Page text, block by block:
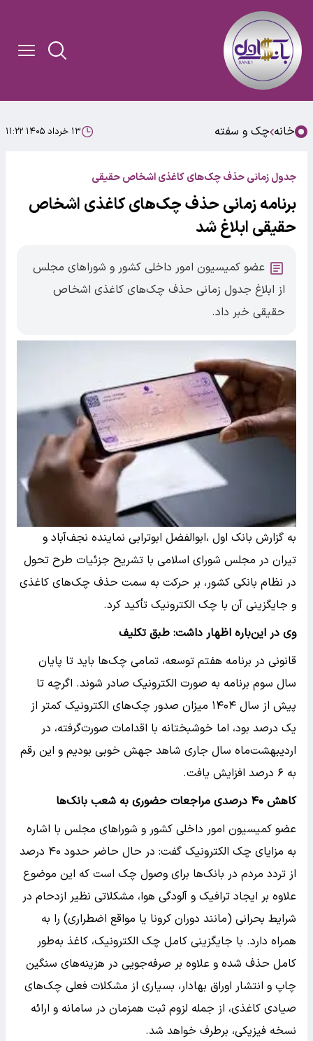
خانه چک و سفته ۱۳ خرداد ۱۴۰۵ ۱۱:۲۲
جدول زمانی حذف چک‌های کاغذی اشخاص حقیقی
برنامه زمانی حذف چک‌های کاغذی اشخاص
حقیقی ابلاغ شد
عضو کمیسیون امور داخلی کشور و شوراهای مجلس
از ابلاغ جدول زمانی حذف چک‌های کاغذی اشخاص
حقیقی خبر داد.
به گزارش بانک اول ،ابوالفضل ابوترابی نماینده نجف‌آباد و
تیران در مجلس شورای اسلامی با تشریح جزئیات طرح تحول
در نظام بانکی کشور، بر حرکت به سمت حذف چک‌های کاغذی
و جایگزینی آن با چک الکترونیک تأکید کرد.
وی در این‌باره اظهار داشت: طبق تکلیف
قانونی در برنامه هفتم توسعه، تمامی چک‌ها باید تا پایان
سال سوم برنامه به صورت الکترونیک صادر شوند. اگرچه تا
پیش از سال ۱۴۰۴ میزان صدور چک‌های الکترونیک کمتر از
یک درصد بود، اما خوشبختانه با اقدامات صورت‌گرفته، در
اردیبهشت‌ماه سال جاری شاهد جهش خوبی بودیم و این رقم
به ۶ درصد افزایش یافت.
کاهش ۴۰ درصدی مراجعات حضوری به شعب بانک‌ها
عضو کمیسیون امور داخلی کشور و شوراهای مجلس با اشاره
به مزایای چک الکترونیک گفت: در حال حاضر حدود ۴۰ درصد
از تردد مردم در بانک‌ها برای وصول چک است که این موضوع
علاوه بر ایجاد ترافیک و آلودگی هوا، مشکلاتی نظیر ازدحام در
شرایط بحرانی (مانند دوران کرونا یا مواقع اضطراری) را به
همراه دارد. با جایگزینی کامل چک الکترونیک، کاغذ به‌طور
کامل حذف شده و علاوه بر صرفه‌جویی در هزینه‌های سنگین
چاپ و انتشار اوراق بهادار، بسیاری از مشکلات فعلی چک‌های
صیادی کاغذی، از جمله لزوم ثبت همزمان در سامانه و ارائه
نسخه فیزیکی، برطرف خواهد شد.